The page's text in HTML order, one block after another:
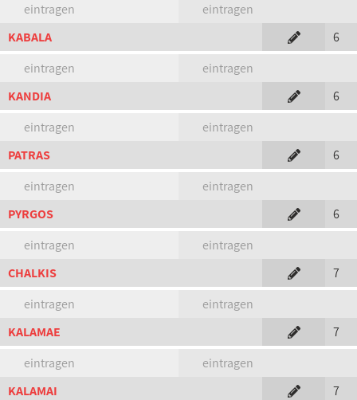
eintragen
eintragen
KABALA
6
eintragen
eintragen
KANDIA
6
eintragen
eintragen
PATRAS
6
eintragen
eintragen
PYRGOS
6
eintragen
eintragen
CHALKIS
7
eintragen
eintragen
KALAMAE
7
eintragen
eintragen
KALAMAI
7